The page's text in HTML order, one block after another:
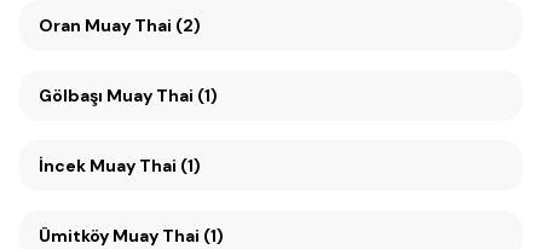
Oran Muay Thai (2)
Gölbaşı Muay Thai (1)
İncek Muay Thai (1)
Ümitköy Muay Thai (1)